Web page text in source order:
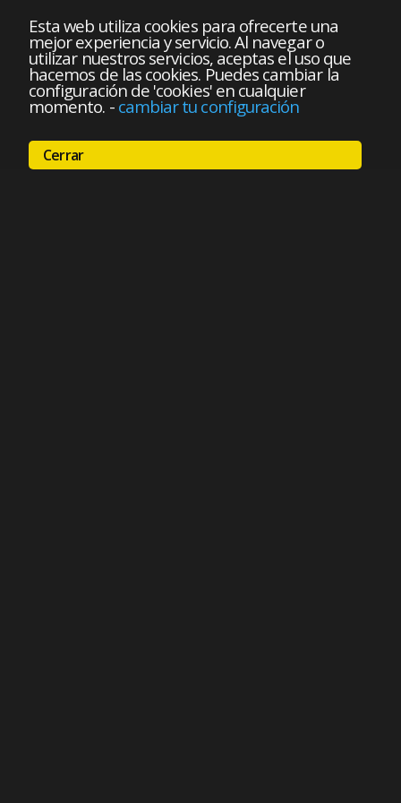
Esta web utiliza cookies para ofrecerte una
mejor experiencia y servicio. Al navegar o
utilizar nuestros servicios, aceptas el uso que
hacemos de las cookies. Puedes cambiar la
configuración de 'cookies' en cualquier
momento. - cambiar tu configuración
Cerrar